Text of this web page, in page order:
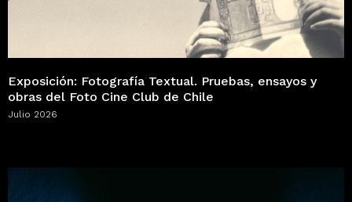
Exposición: Fotografía Textual. Pruebas, ensayos y
obras del Foto Cine Club de Chile
Julio 2026